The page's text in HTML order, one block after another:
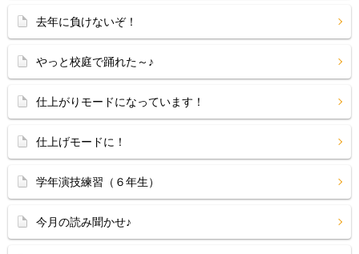
去年に負けないぞ！
やっと校庭で踊れた～♪
仕上がりモードになっています！
仕上げモードに！
学年演技練習（６年生）
今月の読み聞かせ♪